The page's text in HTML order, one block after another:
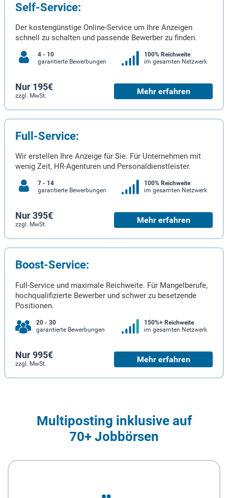
Self-Service:
Der kostengünstige Online-Service um Ihre Anzeigen
schnell zu schalten und passende Bewerber zu finden.
4 - 10
garantierte Bewerbungen
100% Reichweite
im gesamten Netzwerk
Nur 195€
zzgl. MwSt. Mehr erfahren
Full-Service:
Wir erstellen Ihre Anzeige für Sie. Für Unternehmen mit
wenig Zeit, HR-Agenturen und Personaldienstleister.
7 - 14
garantierte Bewerbungen
100% Reichweite
im gesamten Netzwerk
Nur 395€
zzgl. MwSt. Mehr erfahren
Boost-Service:
Full-Service und maximale Reichweite. Für Mangelberufe,
hochqualifizierte Bewerber und schwer zu besetzende
Positionen.
20 - 30
garantierte Bewerbungen
150%+ Reichweite
im gesamten Netzwerk
Nur 995€
zzgl. MwSt. Mehr erfahren
Multiposting inklusive auf
70+ Jobbörsen